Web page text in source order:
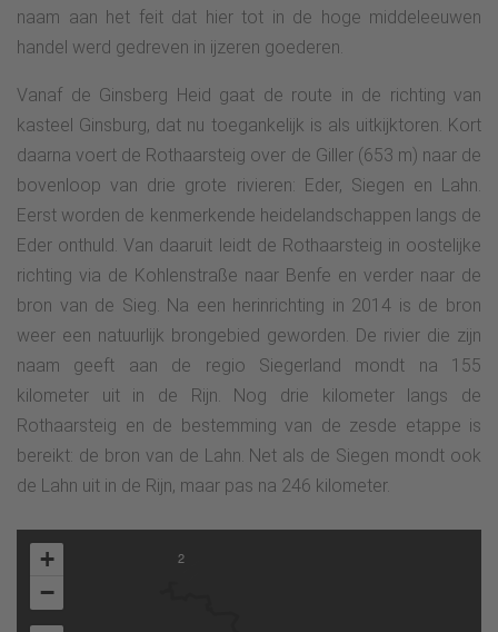
naam aan het feit dat hier tot in de hoge middeleeuwen
handel werd gedreven in ijzeren goederen.
Vanaf de Ginsberg Heid gaat de route in de richting van
kasteel Ginsburg, dat nu toegankelijk is als uitkijktoren. Kort
daarna voert de Rothaarsteig over de Giller (653 m) naar de
bovenloop van drie grote rivieren: Eder, Siegen en Lahn.
Eerst worden de kenmerkende heidelandschappen langs de
Eder onthuld. Van daaruit leidt de Rothaarsteig in oostelijke
richting via de Kohlenstraße naar Benfe en verder naar de
bron van de Sieg. Na een herinrichting in 2014 is de bron
weer een natuurlijk brongebied geworden. De rivier die zijn
naam geeft aan de regio Siegerland mondt na 155
kilometer uit in de Rijn. Nog drie kilometer langs de
Rothaarsteig en de bestemming van de zesde etappe is
bereikt: de bron van de Lahn. Net als de Siegen mondt ook
de Lahn uit in de Rijn, maar pas na 246 kilometer.
2
+
−